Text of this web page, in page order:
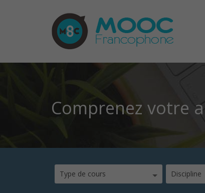
Comprenez votre
Type de cours Discipline